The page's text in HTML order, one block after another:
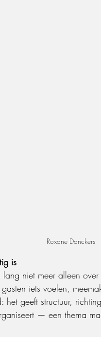
Roxane Danckers
is
niet meer alleen
iets voelen,
het geeft structuur,
— een thema